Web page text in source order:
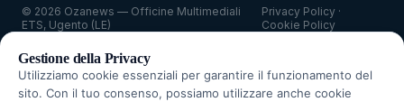
© 2026 Ozanews — Officine Multimediali
ETS, Ugento (LE)
Privacy Policy ·
Cookie Policy
Gestione della Privacy
Utilizziamo cookie essenziali per garantire il funzionamento del
sito. Con il tuo consenso, possiamo utilizzare anche cookie